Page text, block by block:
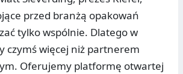
przed branżą opakowań
tylko wspólnie. Dlatego w
czymś więcej niż partnerem
Oferujemy platformę otwartej